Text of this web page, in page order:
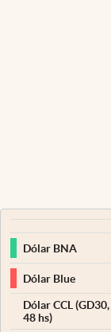
Dólar BNA
Dólar Blue
Dólar CCL (GD30,
48 hs)